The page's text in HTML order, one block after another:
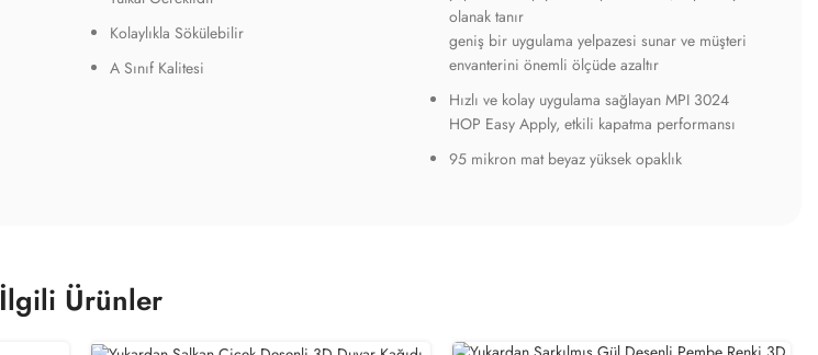
Kolaylıkla Sökülebilir
A Sınıf Kalitesi
olanak tanır
geniş bir uygulama yelpazesi sunar ve müşteri
envanterini önemli ölçüde azaltır
Hızlı ve kolay uygulama sağlayan MPI 3024
HOP Easy Apply, etkili kapatma performansı
95 mikron mat beyaz yüksek opaklık
İlgili Ürünler